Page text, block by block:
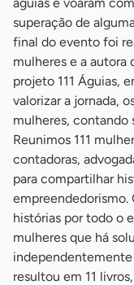
superação de
final do evento foi
mulheres e a autora
projeto 111 Águias,
valorizar a jornada,
mulheres, contando
Reunimos 111
contadoras,
para compartilhar
empreendedorismo.
histórias por todo o
mulheres que há
resultou em 11